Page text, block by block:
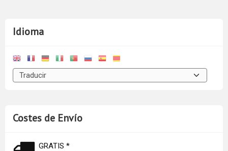
Idioma
Costes de Envío
GRATIS *